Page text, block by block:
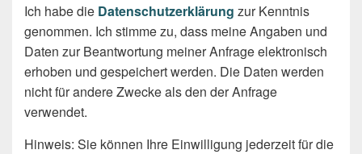
Ich habe die Datenschutzerklärung zur Kenntnis
genommen. Ich stimme zu, dass meine Angaben und
Daten zur Beantwortung meiner Anfrage elektronisch
erhoben und gespeichert werden. Die Daten werden
nicht für andere Zwecke als den der Anfrage
verwendet.
Hinweis: Sie können Ihre Einwilligung jederzeit für die